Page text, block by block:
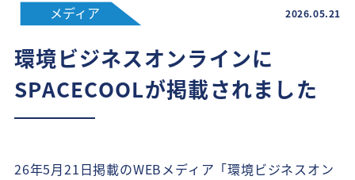
メディア 2026.05.21
環境ビジネスオンラインに
SPACECOOLが掲載されました
26年5月21日掲載のWEBメディア「環境ビジネスオン